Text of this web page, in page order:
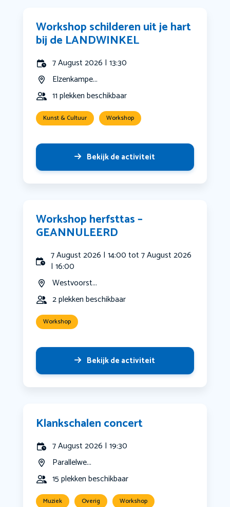
Workshop schilderen uit je hart
bij de LANDWINKEL
7 August 2026 | 13:30
Elzenkampe...
11 plekken beschikbaar
Kunst & Cultuur Workshop
Bekijk de activiteit
Workshop herfsttas –
GEANNULEERD
7 August 2026 | 14:00 tot 7 August 2026
| 16:00
Westvoorst...
2 plekken beschikbaar
Workshop
Bekijk de activiteit
Klankschalen concert
7 August 2026 | 19:30
Parallelwe...
15 plekken beschikbaar
Muziek Overig Workshop